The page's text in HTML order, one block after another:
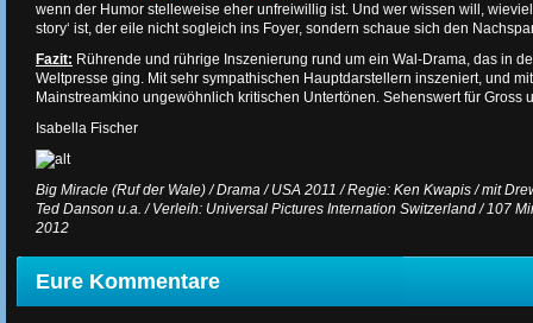
wenn der Humor stelleweise eher unfreiwillig ist. Und wer wissen will, wieviel
story‘ ist, der eile nicht sogleich ins Foyer, sondern schaue sich den
Fazit: Rührende und rührige Inszenierung rund um ein Wal-Drama, das in
Weltpresse ging. Mit sehr sympathischen Hauptdarstellern inszeniert, und
Mainstreamkino ungewöhnlich kritischen Untertönen. Sehenswert für Gross
Isabella Fischer
Big Miracle (Ruf der Wale) / Drama / USA 2011 / Regie: Ken Kwapis / mit
Ted Danson u.a. / Verleih: Universal Pictures Internation Switzerland / 107
2012
Eure Kommentare